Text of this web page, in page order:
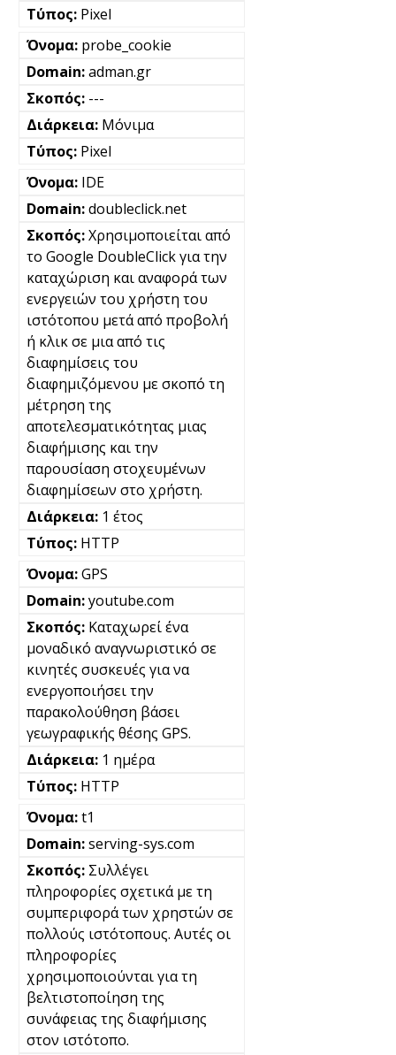
Pixel
probe_cookie
adman.gr
---
Μόνιμα
Pixel
IDE
doubleclick.net
Χρησιμοποιείται από
το Google DoubleClick για την
καταχώριση και αναφορά των
ενεργειών του χρήστη του
ιστότοπου μετά από προβολή
ή κλικ σε μια από τις
διαφημίσεις του
διαφημιζόμενου με σκοπό τη
μέτρηση της
αποτελεσματικότητας μιας
διαφήμισης και την
παρουσίαση στοχευμένων
διαφημίσεων στο χρήστη.
1 έτος
HTTP
GPS
youtube.com
Καταχωρεί ένα
μοναδικό αναγνωριστικό σε
κινητές συσκευές για να
ενεργοποιήσει την
παρακολούθηση βάσει
γεωγραφικής θέσης GPS.
1 ημέρα
HTTP
t1
serving-sys.com
Συλλέγει
πληροφορίες σχετικά με τη
συμπεριφορά των χρηστών σε
πολλούς ιστότοπους. Αυτές οι
πληροφορίες
χρησιμοποιούνται για τη
βελτιστοποίηση της
συνάφειας της διαφήμισης
στον ιστότοπο.